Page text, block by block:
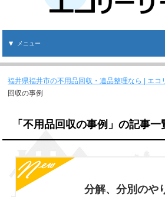
メニュー
福井県福井市の不用品回収・遺品整理なら | エコ
回収の事例
「不用品回収の事例」の記事一
分解、分別のや